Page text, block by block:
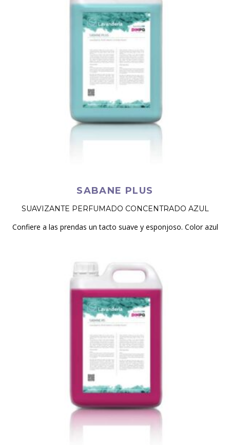
SABANE PLUS
SUAVIZANTE PERFUMADO CONCENTRADO AZUL
Confiere a las prendas un tacto suave y esponjoso. Color azul